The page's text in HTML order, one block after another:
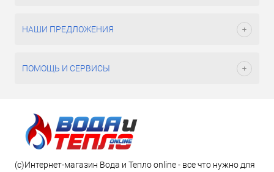
НАШИ ПРЕДЛОЖЕНИЯ
ПОМОЩЬ И СЕРВИСЫ
(c)Интернет-магазин Вода и Тепло online - все что нужно для